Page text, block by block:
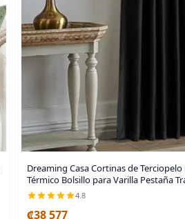
Dreaming Casa Cortinas de
Térmico Bolsillo para Varilla Pestaña
4.8
₡38 577